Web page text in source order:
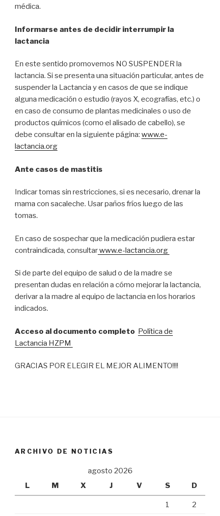
médica.
Informarse antes de decidir interrumpir la
lactancia
En este sentido promovemos NO SUSPENDER la
lactancia. Si se presenta una situación particular, antes de
suspender la Lactancia y en casos de que se indique
alguna medicación o estudio (rayos X, ecografías, etc.) o
en caso de consumo de plantas medicinales o uso de
productos químicos (como el alisado de cabello), se
debe consultar en la siguiente página: www.e-
lactancia.org
Ante casos de mastitis
Indicar tomas sin restricciones, si es necesario, drenar la
mama con sacaleche. Usar paños fríos luego de las
tomas.
En caso de sospechar que la medicación pudiera estar
contraindicada, consultarwww.e-lactancia.org
Si de parte del equipo de salud o de la madre se
presentan dudas en relación a cómo mejorar la lactancia,
derivar a la madre al equipo de lactancia en los horarios
indicados.
Acceso al documento completo Política de
Lactancia HZPM
GRACIAS POR ELEGIR EL MEJOR ALIMENTO!!!!
ARCHIVO DE NOTICIAS
agosto 2026
L
M X J V S D
1 2